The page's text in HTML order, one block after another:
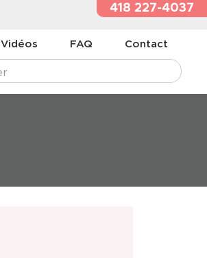
418 227-4037
Vidéos FAQ Contact